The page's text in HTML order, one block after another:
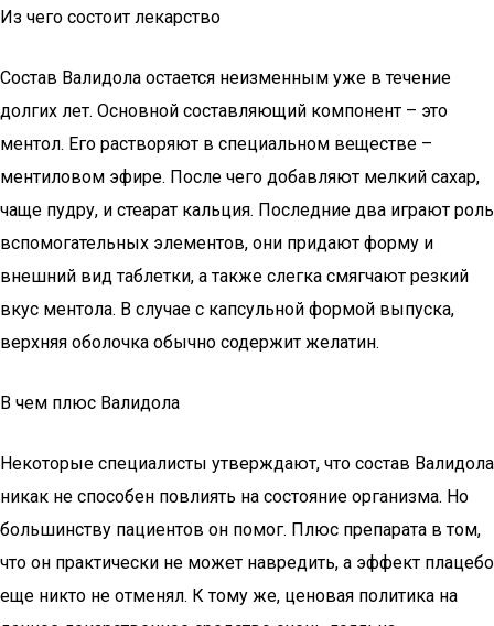
Из чего состоит лекарство
Состав Валидола остается неизменным уже в течение
долгих лет. Основной составляющий компонент – это
ментол. Его растворяют в специальном веществе –
ментиловом эфире. После чего добавляют мелкий сахар,
чаще пудру, и стеарат кальция. Последние два играют роль
вспомогательных элементов, они придают форму и
внешний вид таблетки, а также слегка смягчают резкий
вкус ментола. В случае с капсульной формой выпуска,
верхняя оболочка обычно содержит желатин.
В чем плюс Валидола
Некоторые специалисты утверждают, что состав Валидола
никак не способен повлиять на состояние организма. Но
большинству пациентов он помог. Плюс препарата в том,
что он практически не может навредить, а эффект плацебо
еще никто не отменял. К тому же, ценовая политика на